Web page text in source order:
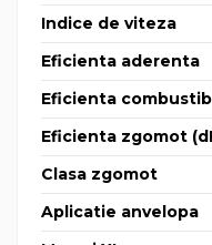
Indice de viteza
Eficienta aderenta
Eficienta
Eficienta zgomot
Clasa zgomot
Aplicatie anvelopa